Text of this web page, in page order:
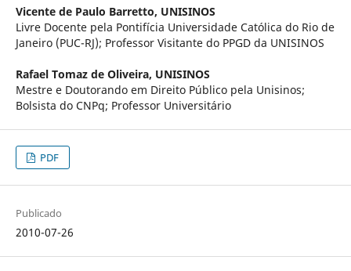
Vicente de Paulo Barretto, UNISINOS
Livre Docente pela Pontifícia Universidade Católica do Rio de
Janeiro (PUC-RJ); Professor Visitante do PPGD da UNISINOS
Rafael Tomaz de Oliveira, UNISINOS
Mestre e Doutorando em Direito Público pela Unisinos;
Bolsista do CNPq; Professor Universitário
PDF
Publicado
2010-07-26